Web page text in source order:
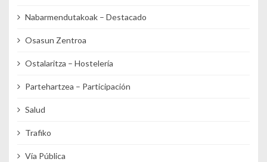
Nabarmendutakoak – Destacado
Osasun Zentroa
Ostalaritza – Hostelería
Partehartzea – Participación
Salud
Trafiko
Vía Pública